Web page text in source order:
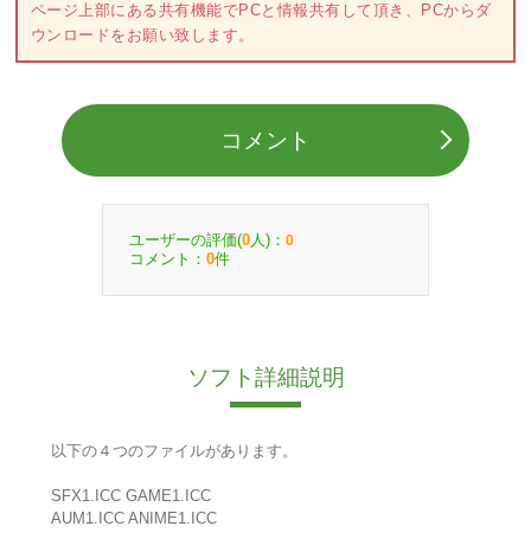
ページ上部にある共有機能でPCと情報共有して頂き、PCからダ
ウンロードをお願い致します。
コメント
ユーザーの評価(0 人)： 0
コメント： 0件
ソフト詳細説明
以下の４つのファイルがあります。
SFX1.ICC GAME1.ICC
AUM1.ICC ANIME1.ICC